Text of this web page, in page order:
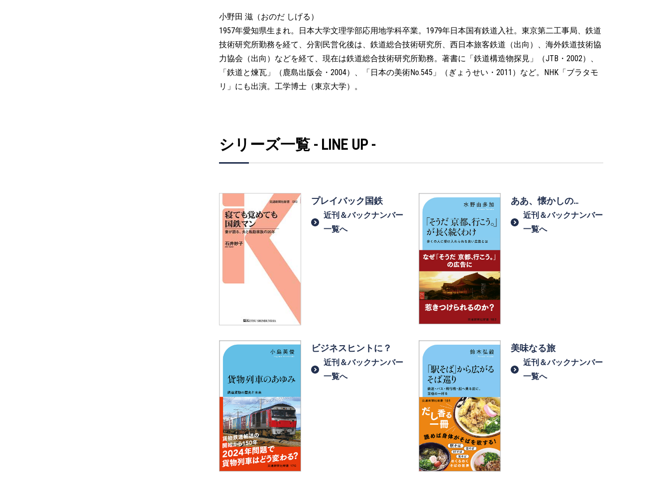
小野田 滋（おのだ しげる）
1957年愛知県生まれ。日本大学文理学部応用地学科卒業。1979年日本国有鉄道入社。東京第二工事局、鉄道
技術研究所勤務を経て、分割民営化後は、鉄道総合技術研究所、西日本旅客鉄道（出向）、海外鉄道技術協
力協会（出向）などを経て、現在は鉄道総合技術研究所勤務。著書に「鉄道構造物探見」（JTB・2002）、
「鉄道と煉瓦」（鹿島出版会・2004）、「日本の美術No.545」（ぎょうせい・2011）など。NHK「ブラタモ
リ」にも出演。工学博士（東京大学）。
シリーズ一覧 - LINE UP -
プレイバック国鉄
近刊＆バックナンバー
一覧へ
ああ、懐かしの…
近刊＆バックナンバー
一覧へ
ビジネスヒントに？
近刊＆バックナンバー
一覧へ
美味なる旅
近刊＆バックナンバー
一覧へ